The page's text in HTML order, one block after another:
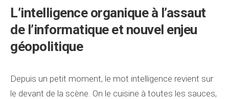
L’intelligence organique à l’assaut
de l’informatique et nouvel enjeu
géopolitique
Depuis un petit moment, le mot intelligence revient sur
le devant de la scène. On le cuisine à toutes les sauces,